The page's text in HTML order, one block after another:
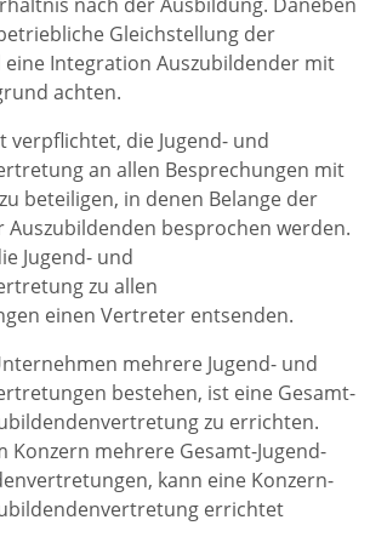
Gleichstellung der
eine Integration Auszubildender mit
achten.
verpflichtet, die Jugend- und
an allen Besprechungen mit
beteiligen, in denen Belange der
Auszubildenden besprochen werden.
Jugend- und
zu allen
einen Vertreter entsenden.
mehrere Jugend- und
bestehen, ist eine Gesamt-
zu errichten.
Konzern mehrere Gesamt-Jugend-
kann eine Konzern-
errichtet